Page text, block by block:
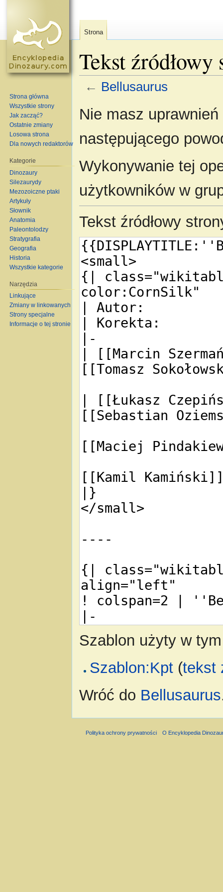
Tekst
← Bellusaurus
Nie masz
następującego
Wykonywanie tej
użytkowników w
Tekst źródłowy
Szablon użyty w
Szablon:Kpt(tekst
Wróć do Bellusaurus
Strona
Strona główna
Wszystkie strony
Jak zacząć?
Ostatnie zmiany
Losowa strona
Dla nowych redaktorów
Kategorie
Dinozaury
Silezaurydy
Mezozoiczne ptaki
Artykuły
Słownik
Anatomia
Paleontolodzy
Stratygrafia
Geografia
Historia
Wszystkie kategorie
Narzędzia
Linkujące
Zmiany w linkowanych
Strony specjalne
Informacje o tej stronie
Polityka ochrony prywatności O Encyklopedia